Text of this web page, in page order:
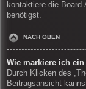
kontaktiere die
benötigst.
NACH OBEN
Wie markiere ich
Durch Klicken des
Beitragsansicht